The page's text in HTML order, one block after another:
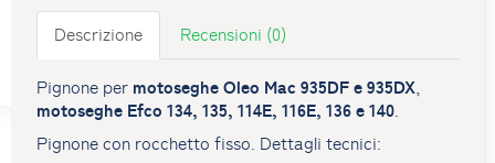
Descrizione Recensioni (0)
Pignone per motoseghe Oleo Mac 935DF e 935DX,
motoseghe Efco 134, 135, 114E, 116E, 136 e 140.
Pignone con rocchetto fisso. Dettagli tecnici: